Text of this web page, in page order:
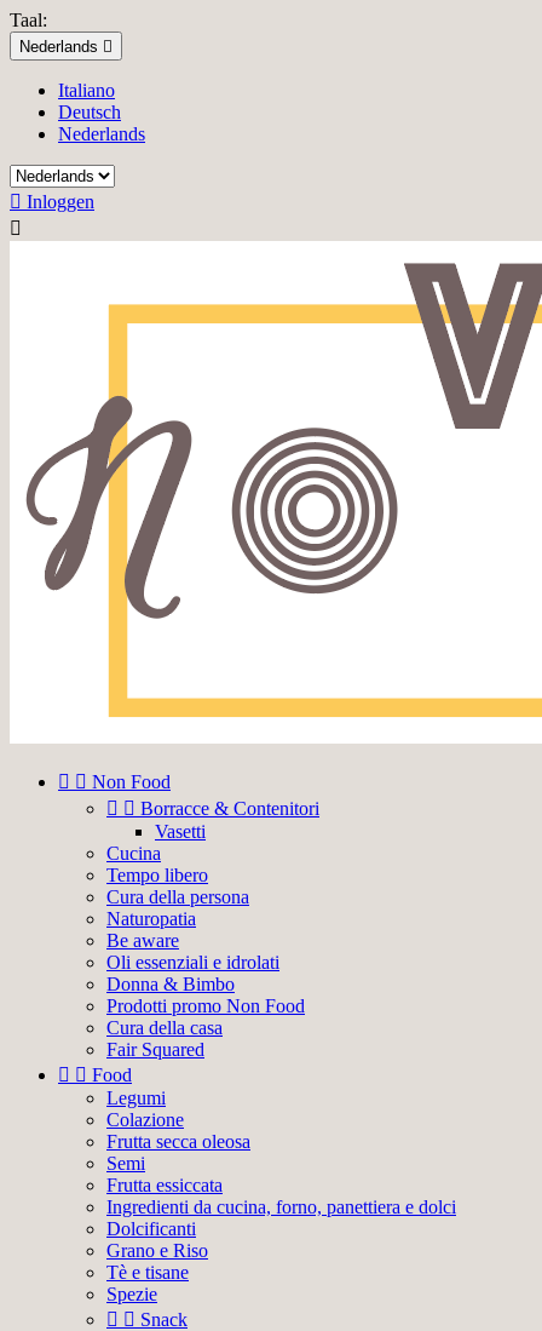
Taal:
Nederlands 
Italiano
Deutsch
Nederlands
 Inloggen

  Non Food
  Borracce & Contenitori
Vasetti
Cucina
Tempo libero
Cura della persona
Naturopatia
Be aware
Oli essenziali e idrolati
Donna & Bimbo
Prodotti promo Non Food
Cura della casa
Fair Squared
  Food
Legumi
Colazione
Frutta secca oleosa
Semi
Frutta essiccata
Ingredienti da cucina, forno, panettiera e dolci
Dolcificanti
Grano e Riso
Tè e tisane
Spezie
  Snack